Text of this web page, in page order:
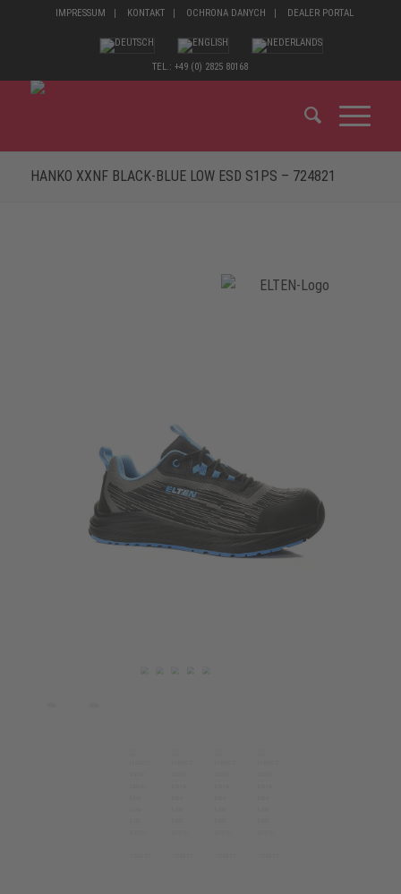
IMPRESSUM KONTAKT OCHRONA DANYCH DEALER PORTAL
TEL.: +49 (0) 2825 80168
HANKO XXNF BLACK-BLUE LOW ESD S1PS – 724821